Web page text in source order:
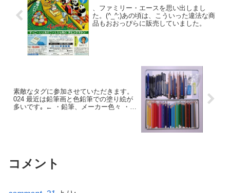
、ファミリー・エースを思い出しまし
た。(^_^;)あの頃は、こういった違法な商
品もおおっぴらに販売していました。
素敵なタグに参加させていただきます。
024 最近は鉛筆画と色鉛筆での塗り絵が
多いです｡ ← ・鉛筆、メーカー色々 ・カ
コメント